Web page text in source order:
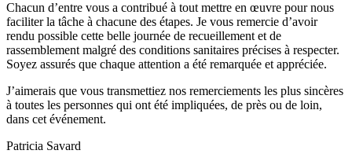
Chacun d’entre vous a contribué à tout mettre en œuvre pour nous
faciliter la tâche à chacune des étapes. Je vous remercie d’avoir
rendu possible cette belle journée de recueillement et de
rassemblement malgré des conditions sanitaires précises à respecter.
Soyez assurés que chaque attention a été remarquée et appréciée.
J’aimerais que vous transmettiez nos remerciements les plus sincères
à toutes les personnes qui ont été impliquées, de près ou de loin,
dans cet événement.
Patricia Savard